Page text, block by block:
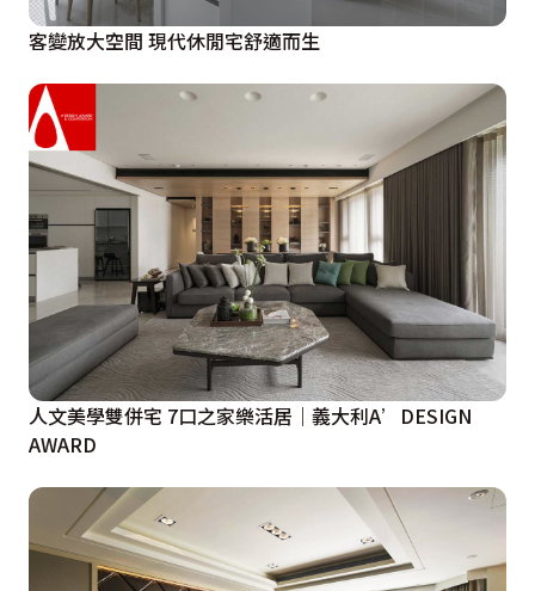
客變放大空間 現代休閒宅舒適而生
人文美學雙併宅 7口之家樂活居｜義大利A’DESIGN
AWARD